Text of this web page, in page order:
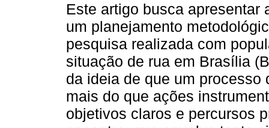
Este artigo busca apresentar
um planejamento
pesquisa realizada com
situação de rua em Brasília
da ideia de que um processo
mais do que ações
objetivos claros e percursos